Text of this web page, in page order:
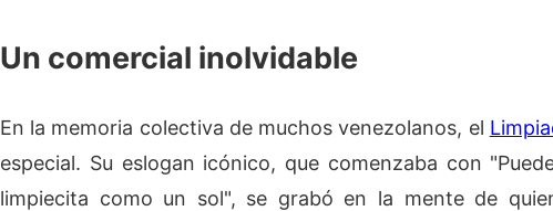
Un comercial inolvidable
En la memoria colectiva de muchos venezolanos, el
especial. Su eslogan icónico, que comenzaba con
limpiecita como un sol", se grabó en la mente de